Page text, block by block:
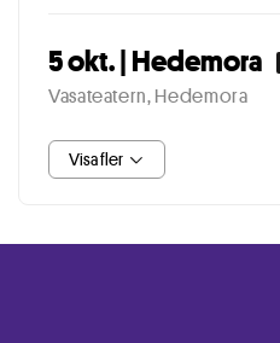
5 okt. | Hedemora
Vasateatern, Hedemora
Visa fler